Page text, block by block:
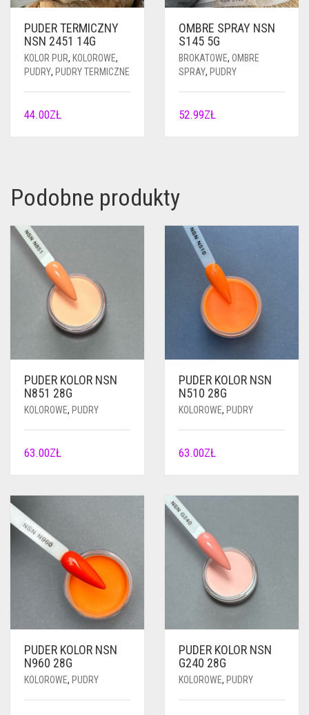
PUDER TERMICZNY
NSN 2451 14G
KOLOR PUR, KOLOROWE,
PUDRY, PUDRY TERMICZNE
44.00ZŁ
OMBRE SPRAY NSN
S145 5G
BROKATOWE, OMBRE
SPRAY, PUDRY
52.99ZŁ
Podobne produkty
PUDER KOLOR NSN
N851 28G
KOLOROWE, PUDRY
63.00ZŁ
PUDER KOLOR NSN
N510 28G
KOLOROWE, PUDRY
63.00ZŁ
PUDER KOLOR NSN
N960 28G
KOLOROWE, PUDRY
PUDER KOLOR NSN
G240 28G
KOLOROWE, PUDRY